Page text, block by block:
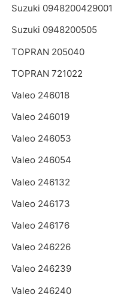
Suzuki 0948200429001
Suzuki 0948200505
TOPRAN 205040
TOPRAN 721022
Valeo 246018
Valeo 246019
Valeo 246053
Valeo 246054
Valeo 246132
Valeo 246173
Valeo 246176
Valeo 246226
Valeo 246239
Valeo 246240